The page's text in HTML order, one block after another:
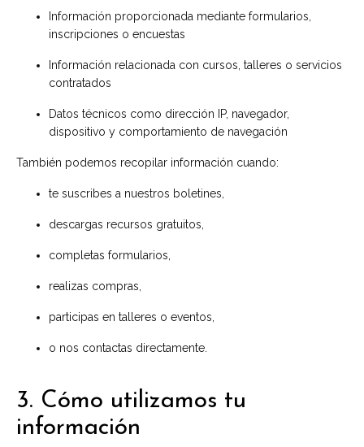
Información proporcionada mediante formularios,
inscripciones o encuestas
Información relacionada con cursos, talleres o servicios
contratados
Datos técnicos como dirección IP, navegador,
dispositivo y comportamiento de navegación
También podemos recopilar información cuando:
te suscribes a nuestros boletines,
descargas recursos gratuitos,
completas formularios,
realizas compras,
participas en talleres o eventos,
o nos contactas directamente.
3. Cómo utilizamos tu
información